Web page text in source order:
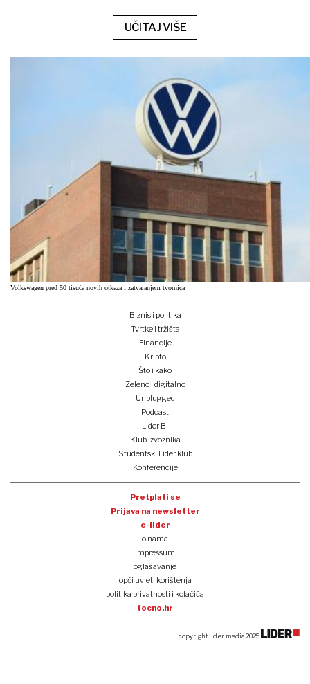
UČITAJ VIŠE
Volkswagen pred 50 tisuća novih otkaza i zatvaranjem tvornica
Biznis i politika
Tvrtke i tržišta
Financije
Kripto
Što i kako
Zeleno i digitalno
Unplugged
Podcast
Lider BI
Klub izvoznika
Studentski Lider klub
Konferencije
Pretplati se
Prijava na newsletter
e-lider
o nama
impressum
oglašavanje
opći uvjeti korištenja
politika privatnosti i kolačića
tocno.hr
copyright lider media 2025.